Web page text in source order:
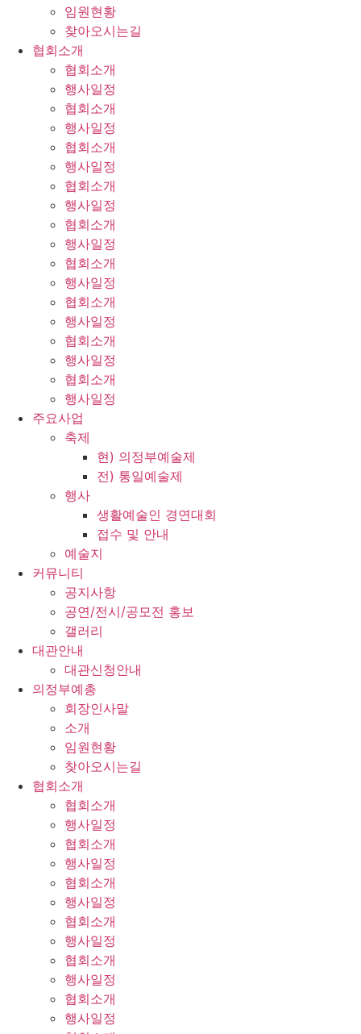
임원현황
찾아오시는길
협회소개
협회소개
행사일정
협회소개
행사일정
협회소개
행사일정
협회소개
행사일정
협회소개
행사일정
협회소개
행사일정
협회소개
행사일정
협회소개
행사일정
협회소개
행사일정
주요사업
축제
현) 의정부예술제
전) 통일예술제
행사
생활예술인 경연대회
접수 및 안내
예술지
커뮤니티
공지사항
공연/전시/공모전 홍보
갤러리
대관안내
대관신청안내
의정부예총
회장인사말
소개
임원현황
찾아오시는길
협회소개
협회소개
행사일정
협회소개
행사일정
협회소개
행사일정
협회소개
행사일정
협회소개
행사일정
협회소개
행사일정